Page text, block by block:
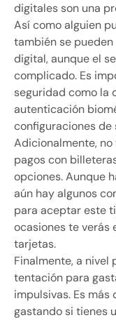
digitales son una
Así como alguien
también se
digital, aunque el
complicado. Es
seguridad como la
autenticación
configuraciones de
Adicionalmente,
pagos con
opciones. Aunque
aún hay algunos
para aceptar este
ocasiones te verás
tarjetas.
Finalmente, a nivel
tentación para
impulsivas. Es
gastando si tienes